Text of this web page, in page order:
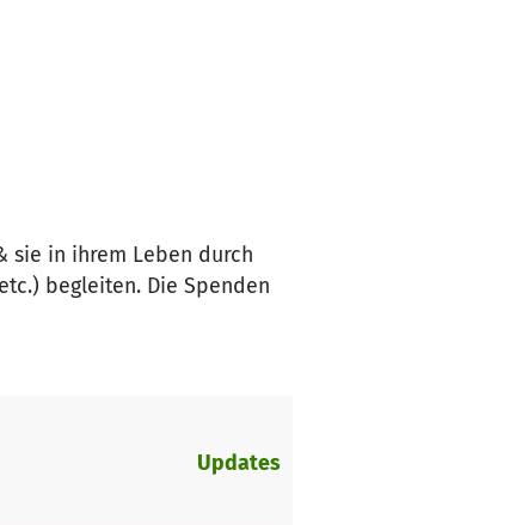
sie in ihrem Leben durch
begleiten. Die Spenden
Updates